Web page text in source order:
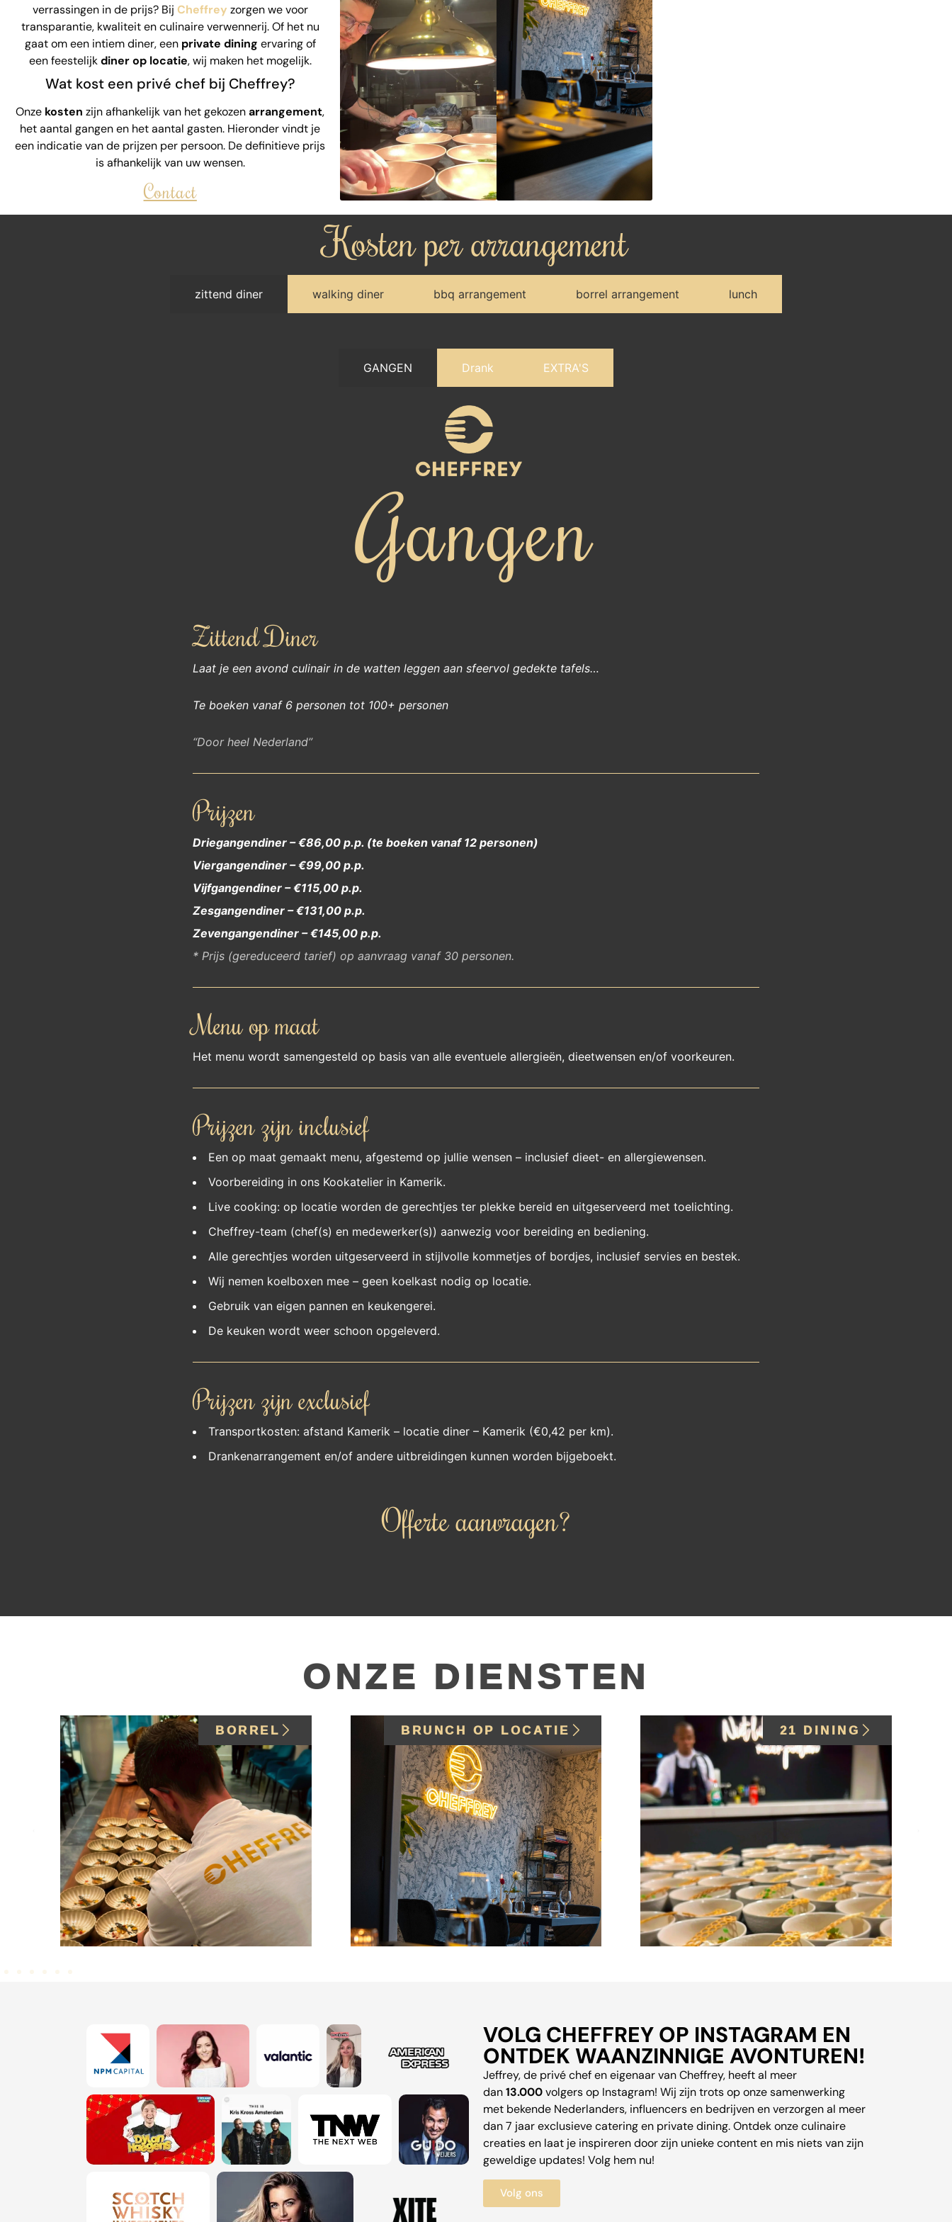
verrassingen in de prijs? Bij Cheffrey zorgen we voor
transparantie, kwaliteit en culinaire verwennerij. Of het nu
gaat om een intiem diner, een private dining ervaring of
een feestelijkdiner op locatie, wij maken het mogelijk.
Wat kost een privé chef bij Cheffrey?
Onze kosten zijn afhankelijk van het gekozenarrangement,
het aantal gangen en het aantal gasten. Hieronder vindt je
een indicatie van de prijzen per persoon. De definitieve prijs
is afhankelijk van uw wensen.
Contact
Kosten per arrangement
zittend diner walking diner bbq arrangement borrel arrangement lunch
GANGEN Drank EXTRA'S
Gangen
Zittend Diner
Laat je een avond culinair in de watten leggen aan sfeervol gedekte tafels…
Te boeken vanaf 6 personen tot 100+ personen
“Door heel Nederland”
Prijzen
Driegangendiner – €86,00 p.p. (te boeken vanaf 12 personen)
Viergangendiner – €99,00 p.p.
Vijfgangendiner – €115,00 p.p.
Zesgangendiner – €131,00 p.p.
Zevengangendiner – €145,00 p.p.
* Prijs (gereduceerd tarief) op aanvraag vanaf 30 personen.
Menu op maat
Het menu wordt samengesteld op basis van alle eventuele allergieën, dieetwensen en/of voorkeuren.
Prijzen zijn inclusief
Een op maat gemaakt menu, afgestemd op jullie wensen – inclusief dieet- en allergiewensen.
Voorbereiding in ons Kookatelier in Kamerik.
Live cooking: op locatie worden de gerechtjes ter plekke bereid en uitgeserveerd met toelichting.
Cheffrey-team (chef(s) en medewerker(s)) aanwezig voor bereiding en bediening.
Alle gerechtjes worden uitgeserveerd in stijlvolle kommetjes of bordjes, inclusief servies en bestek.
Wij nemen koelboxen mee – geen koelkast nodig op locatie.
Gebruik van eigen pannen en keukengerei.
De keuken wordt weer schoon opgeleverd.
Prijzen zijn exclusief
Transportkosten: afstand Kamerik – locatie diner – Kamerik (€0,42 per km).
Drankenarrangement en/of andere uitbreidingen kunnen worden bijgeboekt.
Offerte aanvragen?
ONZE DIENSTEN
BRUNCH OP LOCATIE 21 DINING BRUILOFT
VOLG CHEFFREY OP INSTAGRAM EN
ONTDEK WAANZINNIGE AVONTUREN!
Jeffrey, de privé chef en eigenaar van Cheffrey, heeft al meer
dan13.000volgers op Instagram! Wij zijn trots op onze samenwerking
met bekende Nederlanders, influencers en bedrijven en verzorgen al meer
dan 7 jaar exclusieve catering en private dining. Ontdek onze culinaire
creaties en laat je inspireren door zijn unieke content en mis niets van zijn
geweldige updates! Volg hem nu!
Volg ons